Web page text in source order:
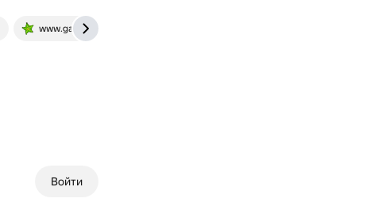
www.gastronom.ru
Войти